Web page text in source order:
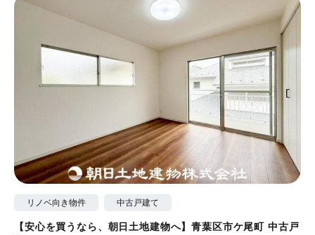
リノベ向き物件 中古戸建て
【安心を買うなら、朝日土地建物へ】青葉区市ケ尾町 中古戸